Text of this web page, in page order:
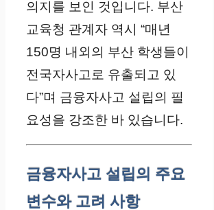
의지를 보인 것입니다. 부산
교육청 관계자 역시 “매년
150명 내외의 부산 학생들이
전국자사고로 유출되고 있
다”며 금융자사고 설립의 필
요성을 강조한 바 있습니다.
금융자사고 설립의 주요
변수와 고려 사항